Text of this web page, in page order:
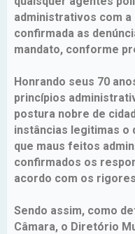
administrativos com a
confirmada as
mandato, conforme
Honrando seus 70
princípios
postura nobre de
instâncias legitimas o
que maus feitos
confirmados os
acordo com os
Sendo assim, como
Câmara, o Diretório